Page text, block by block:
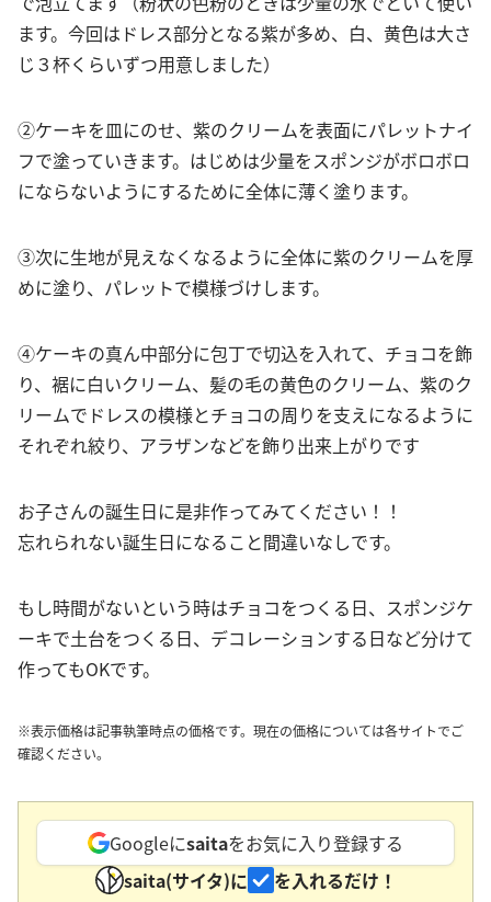
ます。今回はドレス部分となる紫が多め、白、黄色は大さ
じ３杯くらいずつ用意しました）
②ケーキを皿にのせ、紫のクリームを表面にパレットナイ
フで塗っていきます。はじめは少量をスポンジがボロボロ
にならないようにするために全体に薄く塗ります。
③次に生地が見えなくなるように全体に紫のクリームを厚
めに塗り、パレットで模様づけします。
④ケーキの真ん中部分に包丁で切込を入れて、チョコを飾
り、裾に白いクリーム、髪の毛の黄色のクリーム、紫のク
リームでドレスの模様とチョコの周りを支えになるように
それぞれ絞り、アラザンなどを飾り出来上がりです
お子さんの誕生日に是非作ってみてください！！
忘れられない誕生日になること間違いなしです。
もし時間がないという時はチョコをつくる日、スポンジケ
ーキで土台をつくる日、デコレーションする日など分けて
作ってもOKです。
※表示価格は記事執筆時点の価格です。現在の価格については各サイトでご
確認ください。
Googleにsaitaをお気に入り登録する
saita(サイタ)に
を入れるだけ！